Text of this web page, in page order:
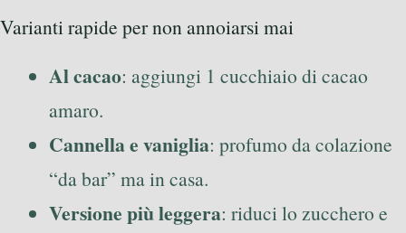
Varianti rapide per non annoiarsi mai
Al cacao: aggiungi 1 cucchiaio di cacao
amaro.
Cannella e vaniglia: profumo da colazione
“da bar” ma in casa.
Versione più leggera: riduci lo zucchero e